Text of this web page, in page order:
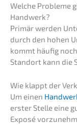
Welche Proble­me
Handwerk?
Primär werden
durch den hohen
kommt häufig
Stand­ort kann die
Wie klappt der
Um einen
ers­ter Stelle eine
Exposé